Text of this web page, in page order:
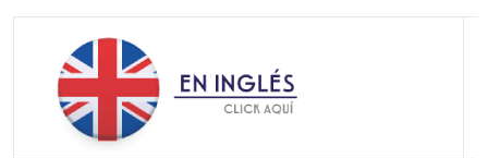
BIBLIOTECAS